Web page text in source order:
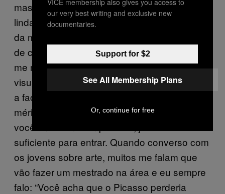
mas eu adorei porque as fábricas eram
lindas. Do térreo dava para ver uns tanques
da metade do tamanho dessa sala, cheios
de cores, cores de batom… Eu adorei. Não
me motivou a trabalhar na Yardley, mas era
visualmente incrível. Então, me inscrevi para
a faculdade de arte local e entrei pelos
méritos do meu trabalho. Naquela época, se
você tinha um bom portfólio, já era o
suficiente para entrar. Quando converso com
os jovens sobre arte, muitos me falam que
vão fazer um mestrado na área e eu sempre
falo: “Você acha que o Picasso perderia
our very best writing and exclusive new
documentaries.
Support for $2
See All Membership Plans
Or, continue for free